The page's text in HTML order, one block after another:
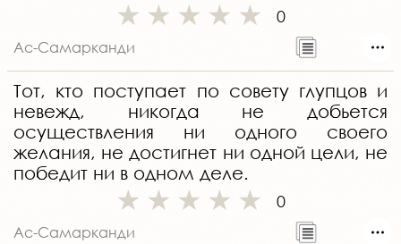
0
Ас-Самарканди
Тот, кто поступает по совету глупцов и
невежд, никогда не добьется
осуществления ни одного своего
желания, не достигнет ни одной цели, не
победит ни в одном деле.
0
Ас-Самарканди